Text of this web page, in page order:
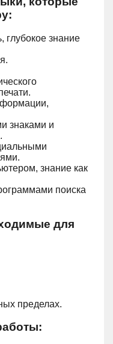
глубокое знание
знаками и
знание как
поиска
для
пределах.